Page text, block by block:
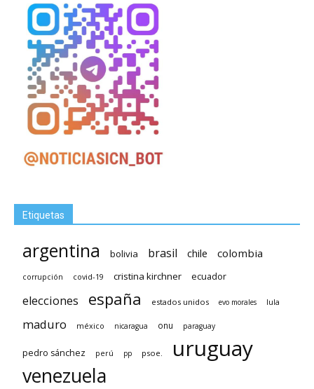
Etiquetas
argentina bolivia brasil chile colombia
corrupción covid-19 cristina kirchner ecuador
elecciones españa estados unidos evo morales lula
maduro méxico nicaragua onu paraguay
pedro sánchez perú pp psoe. uruguay
venezuela